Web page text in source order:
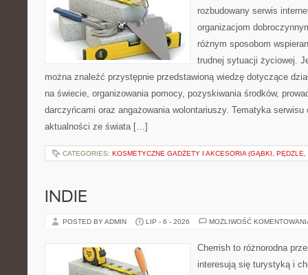
rozbudowany serwis
organizacjom
różnym sposobom
trudnej sytuacji życiowej.
można znaleźć przystępnie przedstawioną wiedzę dotyczące
na świecie, organizowania pomocy, pozyskiwania środków,
darczyńcami oraz angażowania wolontariuszy. Tematyka
aktualności ze świata […]
CATEGORIES: KOSMETYCZNE GADŻETY I AKCESORIA (GĄBKI, PĘDZLE,
INDIE
POSTED BY ADMIN LIP - 6 - 2026 MOŻLIWOŚĆ
Cherrish to różnorodna
interesują się turystyką i